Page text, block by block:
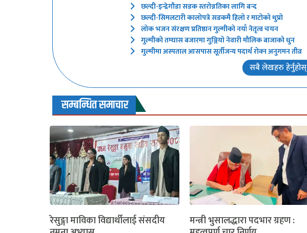
छल्दी-इन्द्रेगौडा सडक स्तरोन्नतिका लागि बन्द
छल्दी-सिमलटारी कालोपत्रे सडकमै हिलो र माटोको थुप्रो
लोक भजन संरक्षण प्रतिष्ठान गुल्मीको नयाँ नेतृत्व चयन
गुल्मीको तम्घास बजारमा गुञ्जियो नेवारी मौलिक बाजाको धुन
गुल्मीमा अस्पताल आसपास सूर्तीजन्य पदार्थ रोक्न अनुगमन तीव्र
सबै लेखहरु हेर्नुहोस्
सम्बन्धित समाचार
रेसुङ्गा माविका विद्यार्थीलाई संसदीय मन्त्री भुसालद्धारा पदभार ग्रहण :